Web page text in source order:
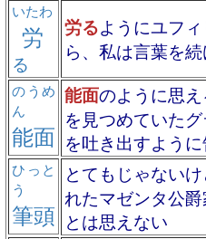
労
いたわ
る
労るようにユフ
ら、私は言葉を
能面
のうめ
ん
能面のように思
を見つめていた
を吐き出すよう
筆頭
ひっと
う
とてもじゃない
れたマゼンタ公
とは思えない